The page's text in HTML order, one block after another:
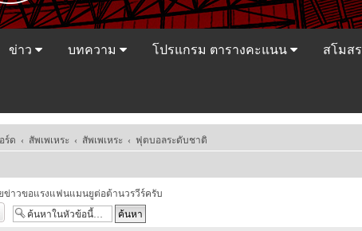
ข่าว บทความ โปรแกรม ตารางคะแนน สโมสร
ร์ด ‹ สัพเพเหระ ‹ สัพเพเหระ ‹ ฟุตบอลระดับชาติ
ข่าวขอแรงแฟนแมนยูต่อต้านวรวีร์ครับ